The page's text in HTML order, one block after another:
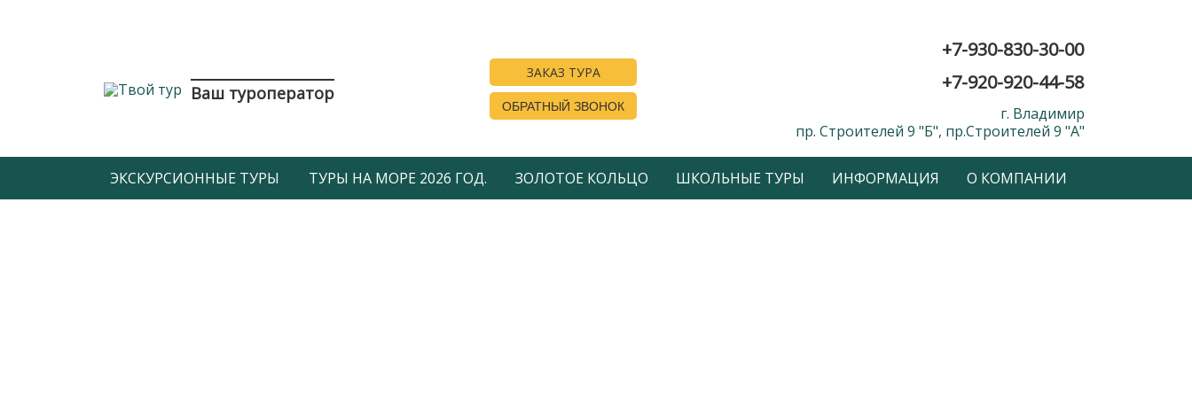
Ваш туроператор
ЗАКАЗ ТУРА
ОБРАТНЫЙ ЗВОНОК
+7-930-830-30-00
+7-920-920-44-58
г. Владимир
пр. Строителей 9 "Б", пр.Строителей 9 "А"
ЭКСКУРСИОННЫЕ ТУРЫ ТУРЫ НА МОРЕ 2026 ГОД. ЗОЛОТОЕ КОЛЬЦО ШКОЛЬНЫЕ ТУРЫ ИНФОРМАЦИЯ О КОМПАНИИ